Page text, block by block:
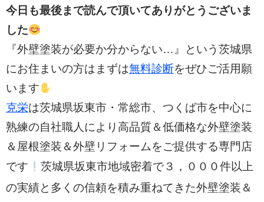
今日も最後まで読んで頂いてありがとうございま
した
『外壁塗装が必要か分からない…』という茨城県
にお住まいの方はまずは無料診断をぜひご活用願
います
克栄は茨城県坂東市・常総市、つくば市を中心に
熟練の自社職人により高品質＆低価格な外壁塗装
＆屋根塗装＆外壁リフォームをご提供する専門店
です
茨城県坂東市地域密着で３，０００件以上
の実績と多く の信頼を積み重ねてきた外壁塗装＆